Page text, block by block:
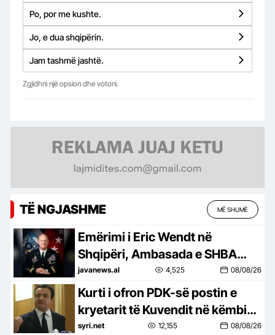
Po, por me kushte.
Jo, e dua shqipërin.
Jam tashmë jashtë.
Zgjidhni një opsion dhe votoni.
TË NGJASHME MË SHUMË
Emërimi i Eric Wendt në
Shqipëri, Ambasada e SHBA
tregon tre prioritetet: Do
mbështesë vizionin e Trump për
një NATO më të fortë, siguri
dhe…!
javanews.al 4,525 08/08/26
Kurti i ofron PDK-së postin e
kryetarit të Kuvendit në këmbim
të votës për presidentin
syri.net 12,155 08/08/26